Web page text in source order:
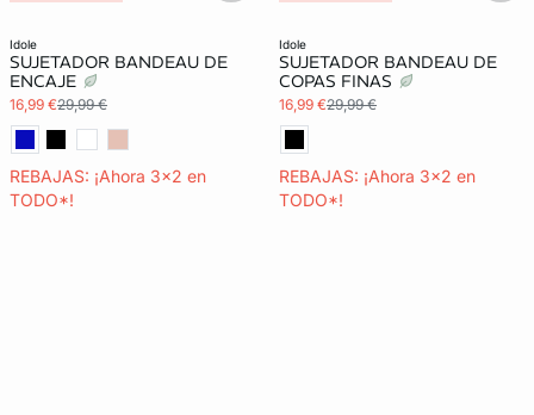
idole
SUJETADOR BANDEAU DE
ENCAJE
16,99 €29,99 €
REBAJAS: ¡Ahora 3x2 en
TODO*!
idole
SUJETADOR BANDEAU DE
COPAS FINAS
16,99 €29,99 €
REBAJAS: ¡Ahora 3x2 en
TODO*!